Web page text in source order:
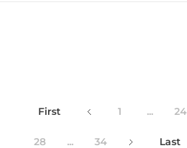
First 1 ... 24
28 ... 34 Last